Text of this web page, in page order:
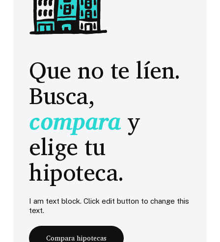
Que no te líen.
Busca,
comparay
elige tu
hipoteca.
I am text block. Click edit button to change this
text.
Compara hipotecas